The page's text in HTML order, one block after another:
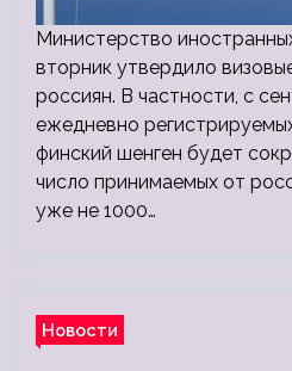
Министерство
вторник утвердило
россиян. В частности, с
ежедневно
финский шенген будет
число принимаемых от
уже не 1000…
Новости